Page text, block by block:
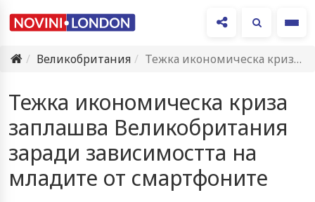
Великобритания
Тежка икономическа криза заплашва Великобритания заради зависимостта на младите от…
Тежка икономическа криза
заплашва Великобритания
заради зависимостта на
младите от смартфоните